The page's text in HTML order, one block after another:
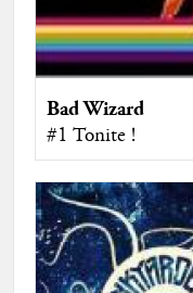
Bad Wizard
#1 Tonite !